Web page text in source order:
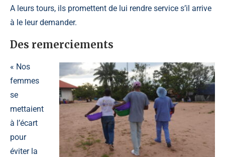
A leurs tours, ils promettent de lui rendre service s’il arrive
à le leur demander.
Des remerciements
« Nos
femmes
se
mettaient
à l’écart
pour
éviter la